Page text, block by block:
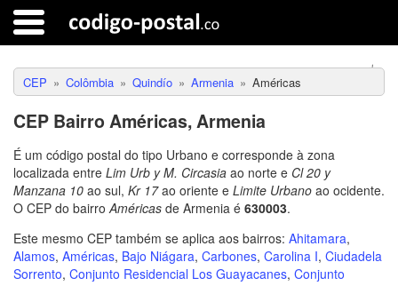
CEP Colômbia Quindío Armenia Américas
CEP Bairro Américas, Armenia
É um código postal do tipo Urbano e corresponde à zona
localizada entre Lim Urb y M. Circasia ao norte e Cl 20 y
Manzana 10 ao sul, Kr 17ao oriente e Limite Urbano ao ocidente.
O CEP do bairroAméricas de Armenia é 630003.
Este mesmo CEP também se aplica aos bairros: Ahitamara,
Alamos, Américas, Bajo Niágara, Carbones, Carolina I, Ciudadela
Sorrento, Conjunto Residencial Los Guayacanes, Conjunto